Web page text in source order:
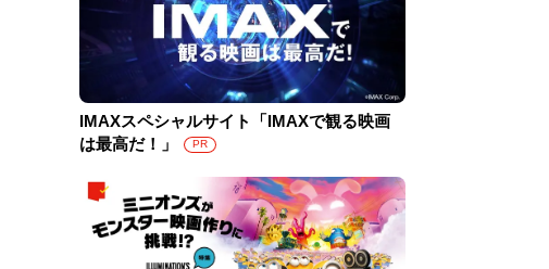
IMAXスペシャルサイト「IMAXで観る映画
は最高だ！」
PR